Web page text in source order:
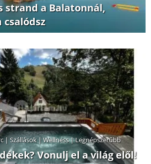
strand a Balatonnál,
|Szállások|Wellness|Legnépszerűbb
Vonulj el a világ elől!